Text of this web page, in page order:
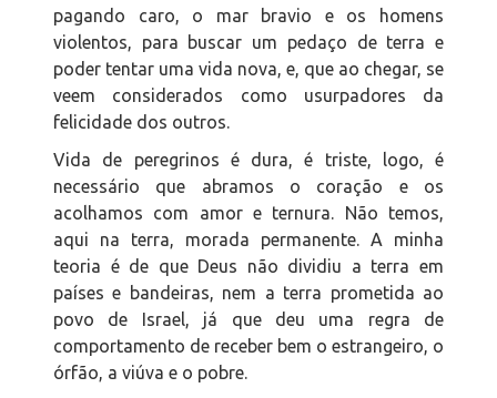
pagando caro, o mar bravio e os homens
violentos, para buscar um pedaço de terra e
poder tentar uma vida nova, e, que ao chegar, se
veem considerados como usurpadores da
felicidade dos outros.
Vida de peregrinos é dura, é triste, logo, é
necessário que abramos o coração e os
acolhamos com amor e ternura. Não temos,
aqui na terra, morada permanente. A minha
teoria é de que Deus não dividiu a terra em
países e bandeiras, nem a terra prometida ao
povo de Israel, já que deu uma regra de
comportamento de receber bem o estrangeiro, o
órfão, a viúva e o pobre.